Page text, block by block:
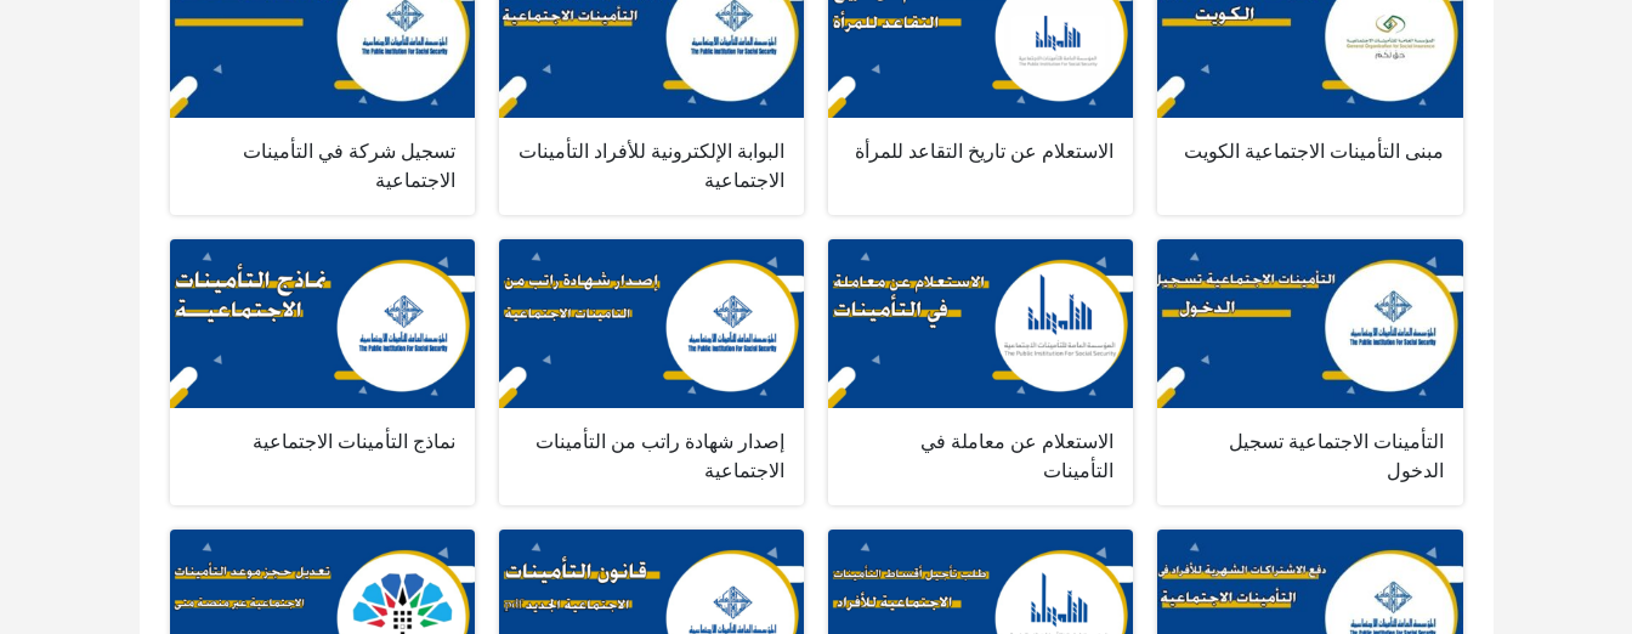
مبنى التأمينات الاجتماعية الكويت الاستعلام عن تاريخ التقاعد للمرأة
البوابة الإلكترونية للأفراد التأمينات
الاجتماعية
تسجيل شركة في التأمينات
الاجتماعية
التأمينات الاجتماعية تسجيل
الدخول
الاستعلام عن معاملة في
التأمينات
إصدار شهادة راتب من التأمينات
الاجتماعية
نماذج التأمينات الاجتماعية